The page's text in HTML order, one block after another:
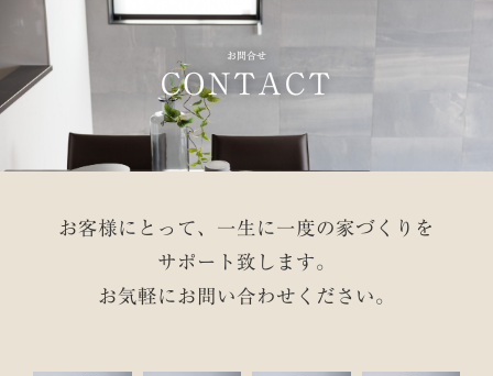
お問合せ
CONTACT
お客様にとって、一生に一度の家づくりを
サポート致します。
お気軽にお問い合わせください。